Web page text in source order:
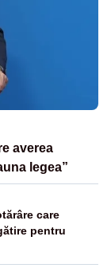
averea
legea”
care
pentru